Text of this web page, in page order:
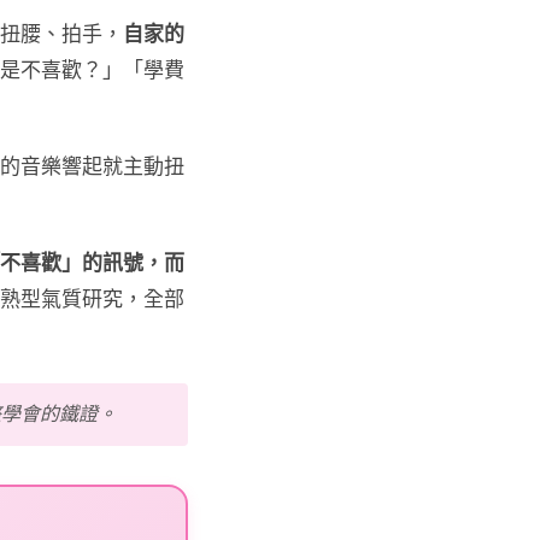
腰、拍手， 自家的
不喜歡？」「學費
音樂響起就主動扭
喜歡」的訊號，而
型氣質研究，全部
會的鐵證。